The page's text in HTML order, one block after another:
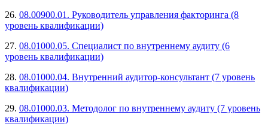
26. 08.00900.01. Руководитель управления факторинга (8
уровень квалификации)
27. 08.01000.05. Специалист по внутреннему аудиту (6
уровень квалификации)
28. 08.01000.04. Внутренний аудитор-консультант (7 уровень
квалификации)
29. 08.01000.03. Методолог по внутреннему аудиту (7 уровень
квалификации)